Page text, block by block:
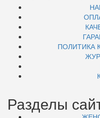
ПОЛИТИКА
Разделы